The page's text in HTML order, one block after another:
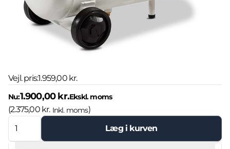
Vejl. pris:1.959,00 kr.
Nu:1.900,00 kr.Ekskl. moms
(2.375,00 kr. Inkl. moms)
Læg i kurven